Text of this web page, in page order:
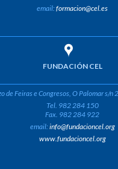
email:formacion@cel.es
FUNDACIÓN CEL
de Feiras e Congresos, O Palomar s/n
Tel. 982 284 150
Fax. 982 284 922
email:info@fundacioncel.org
www.fundacioncel.org